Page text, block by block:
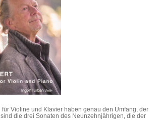
für Violine und Klavier haben genau den Umfang, der
die drei Sonaten des Neunzehnjährigen, die der